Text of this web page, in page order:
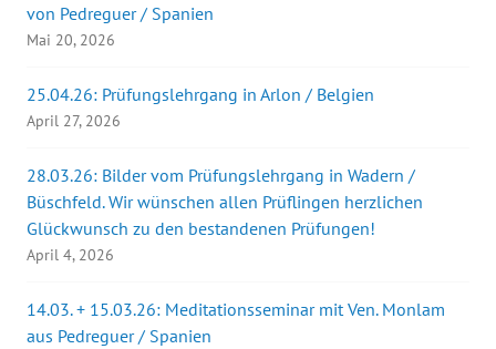
von Pedreguer / Spanien
Mai 20, 2026
25.04.26: Prüfungslehrgang in Arlon / Belgien
April 27, 2026
28.03.26: Bilder vom Prüfungslehrgang in Wadern /
Büschfeld. Wir wünschen allen Prüflingen herzlichen
Glückwunsch zu den bestandenen Prüfungen!
April 4, 2026
14.03. + 15.03.26: Meditationsseminar mit Ven. Monlam
aus Pedreguer / Spanien